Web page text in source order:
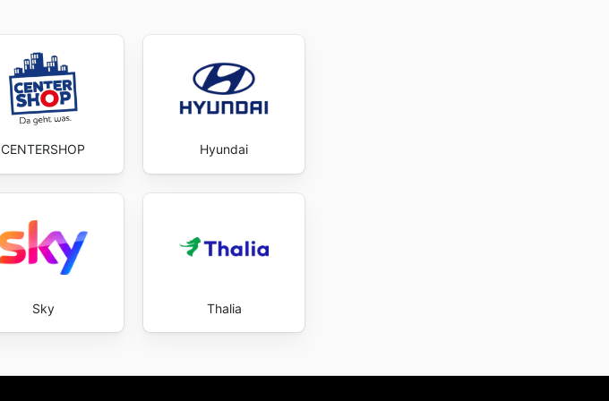
CENTERSHOP Hyundai
Sky Thalia